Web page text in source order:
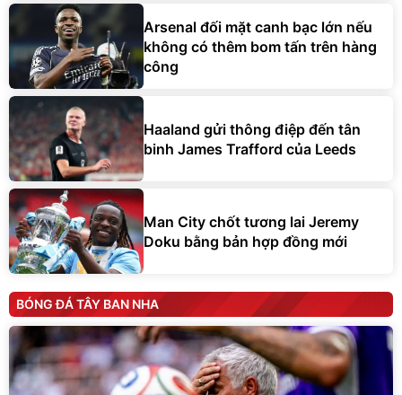
Arsenal đối mặt canh bạc lớn nếu
không có thêm bom tấn trên hàng
công
Haaland gửi thông điệp đến tân
binh James Trafford của Leeds
Man City chốt tương lai Jeremy
Doku bằng bản hợp đồng mới
BÓNG ĐÁ TÂY BAN NHA